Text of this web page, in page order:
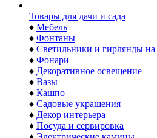
Товары для дачи и сада
♦ Мебель
♦ Фонтаны
♦ Светильники и гирлянды на
♦ Фонари
♦ Декоративное освещение
♦ Вазы
♦ Кашпо
♦ Садовые украшения
♦ Декор интерьера
♦ Посуда и сервировка